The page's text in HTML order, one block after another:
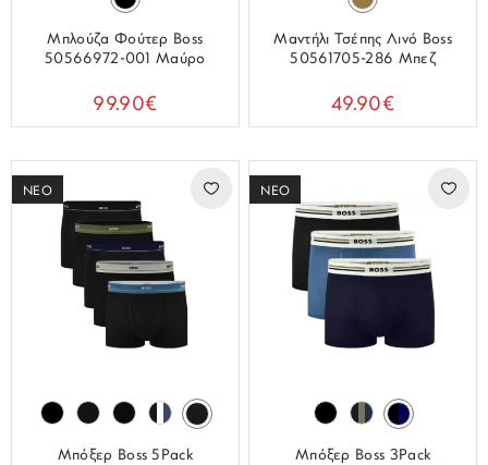
Μπλούζα Φούτερ Boss
50566972-001 Μαύρο
99.90€
Μαντήλι Τσέπης Λινό Boss
50561705-286 Μπεζ
49.90€
ΝΕΟ
Μπόξερ Boss 5Pack
ΝΕΟ
Μπόξερ Boss 3Pack